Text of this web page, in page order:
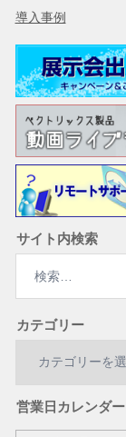
導入事例
サイト内検索
カテゴリー
リ
営業日カレンダー